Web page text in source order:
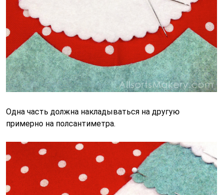
Одна часть должна накладываться на другую
примерно на полсантиметра.